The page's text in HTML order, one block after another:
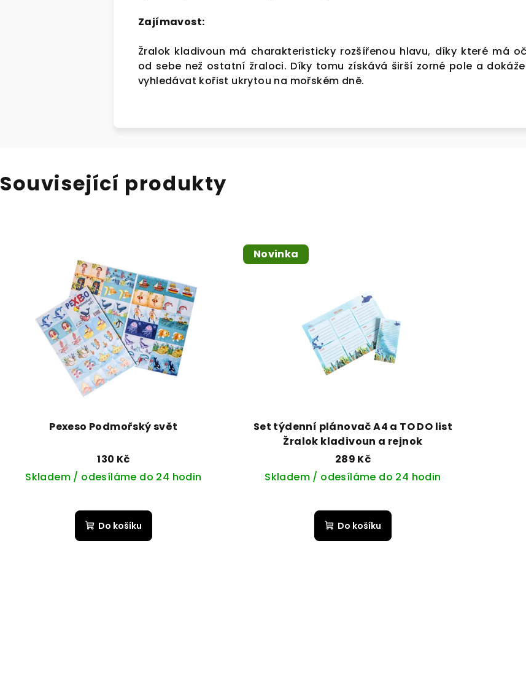
Zajímavost:
Žralok kladivoun má charakteristicky rozšířenou hlavu, díky které má
od sebe než ostatní žraloci. Díky tomu získává širší zorné pole a
vyhledávat kořist ukrytou na mořském dně.
Související produkty
Pexeso Podmořský svět
130 Kč
Skladem / odesíláme do 24 hodin
Do košíku
Novinka
Set týdenní plánovač A4 a TO DO list
Žralok kladivoun a rejnok
289 Kč
Skladem / odesíláme do 24 hodin
Do košíku